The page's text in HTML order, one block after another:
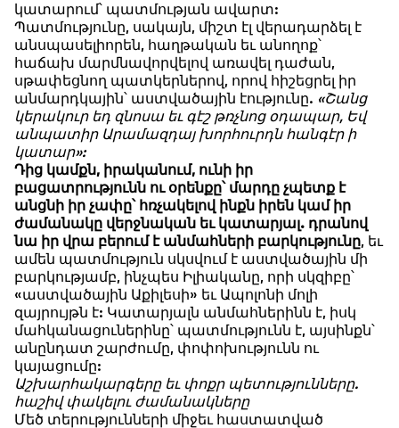
կատարում՝ պատմության ավարտ:
Պատմությունը, սակայն, միշտ էլ վերադարձել է
անսպասելիորեն, հաղթական եւ անողոք՝
հաճախ մարմնավորվելով առավել դաժան,
սթափեցնող պատկերներով, որով հիշեցրել իր
անմարդկային՝ աստվածային էությունը. «Շանց
կերակուր եդ զնոսա եւ գէշ թռչնոց օդապար, Եվ
անպատիր Արամազդայ խորհուրդն հանգէր ի
կատար»:
Դից կամքն, իրականում, ունի իր
բացատրությունն ու օրենքը՝ մարդը չպետք է
անցնի իր չափը՝ հռչակելով ինքն իրեն կամ իր
ժամանակը վերջնական եւ կատարյալ. դրանով
նա իր վրա բերում է անմահների բարկությունը, եւ
ամեն պատմություն սկսվում է աստվածային մի
բարկությամբ, ինչպես Իլիականը, որի սկզիբը՝
«աստվածային Աքիլեսի» եւ Ապոլոնի մոլի
զայրույթն է: Կատարյալն անմահներինն է, իսկ
մահկանացուներինը՝ պատմությունն է, այսինքն՝
անընդատ շարժումը, փոփոխությունն ու
կայացումը:
Աշխարհակարգերը եւ փոքր պետությունները.
հաշիվ փակելու ժամանակները
Մեծ տերությունների միջեւ հաստատված